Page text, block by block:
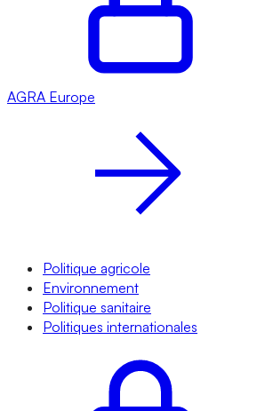
AGRA Europe
Politique agricole
Environnement
Politique sanitaire
Politiques internationales